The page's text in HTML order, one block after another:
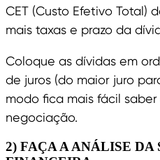
CET (Custo Efetivo Total)
mais taxas e prazo da
Coloque as dívidas em
de juros (do maior juro
modo fica mais fácil
negociação.
2) FAÇA A ANÁLISE DA